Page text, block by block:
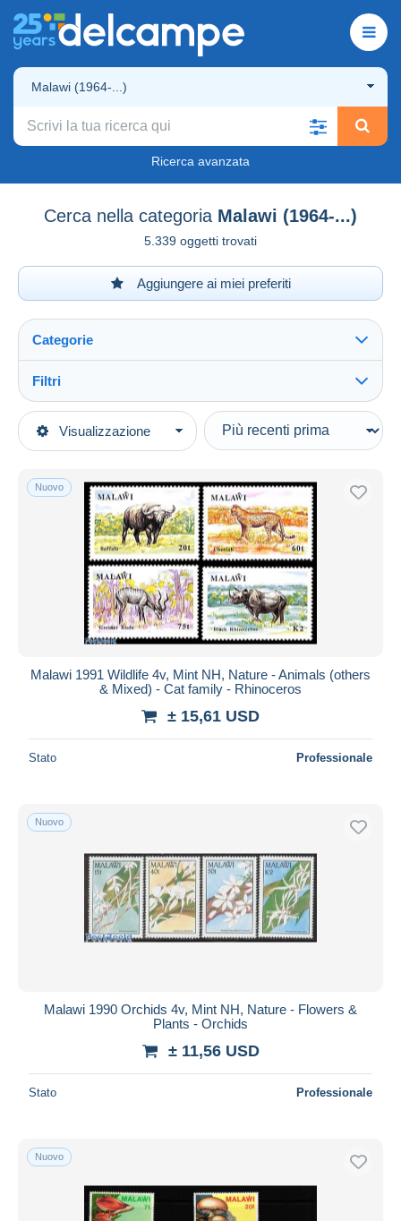
Malawi (1964-...)
Ricerca avanzata
Cerca nella categoria Malawi (1964-...)
5.339 oggetti trovati
Aggiungere ai miei preferiti
Visualizzazione
Categorie
Categorie principali
Africa
Malawi (1964-...)
Filtri
Tipo di vendita
In corso
Asta con offerte
Aste senza offerte
Casa d'aste
Venduti
Tutte le durate
Chiude fra
Prezzo
Spedizione gratuita
Metodi di pagamento
PayPal
Bonifico bancario
Visa
Residenza del venditore
Nuovo
Malawi 1991 Wildlife 4v, Mint NH, Nature - Animals (others
& Mixed) - Cat family - Rhinoceros
± 15,61 USD
Stato Professionale
Nuovo
Malawi 1990 Orchids 4v, Mint NH, Nature - Flowers &
Plants - Orchids
± 11,56 USD
Stato Professionale
Nuovo